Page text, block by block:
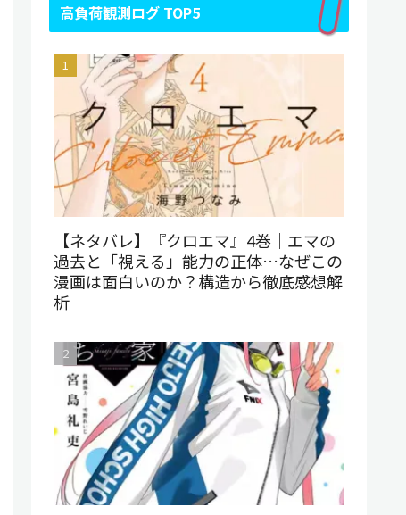
高負荷観測ログ TOP5
【ネタバレ】『クロエマ』4巻｜エマの
過去と「視える」能力の正体…なぜこの
漫画は面白いのか？構造から徹底感想解
析